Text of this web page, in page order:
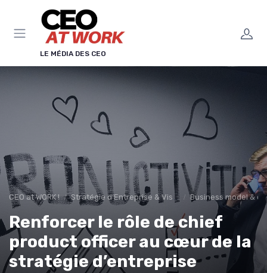
LE MÉDIA DES CEO
CEO at WORK ! Stratégie d’Entreprise & Vision Business model &
Renforcer le rôle de chief
product officer au cœur de la
stratégie d’entreprise
Panneau de gestion des cookies